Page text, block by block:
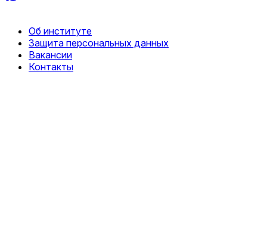
Об институте
Защита персональных данных
Вакансии
Контакты